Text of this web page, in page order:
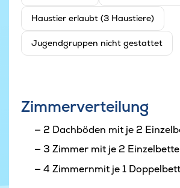
Haustier erlaubt (3 Haustiere)
Jugendgruppen nicht gestattet
Zimmerverteilung
2 Dachböden mit je 2
3 Zimmer mit je 2
4 Zimmernmit je 1 Doppelbett